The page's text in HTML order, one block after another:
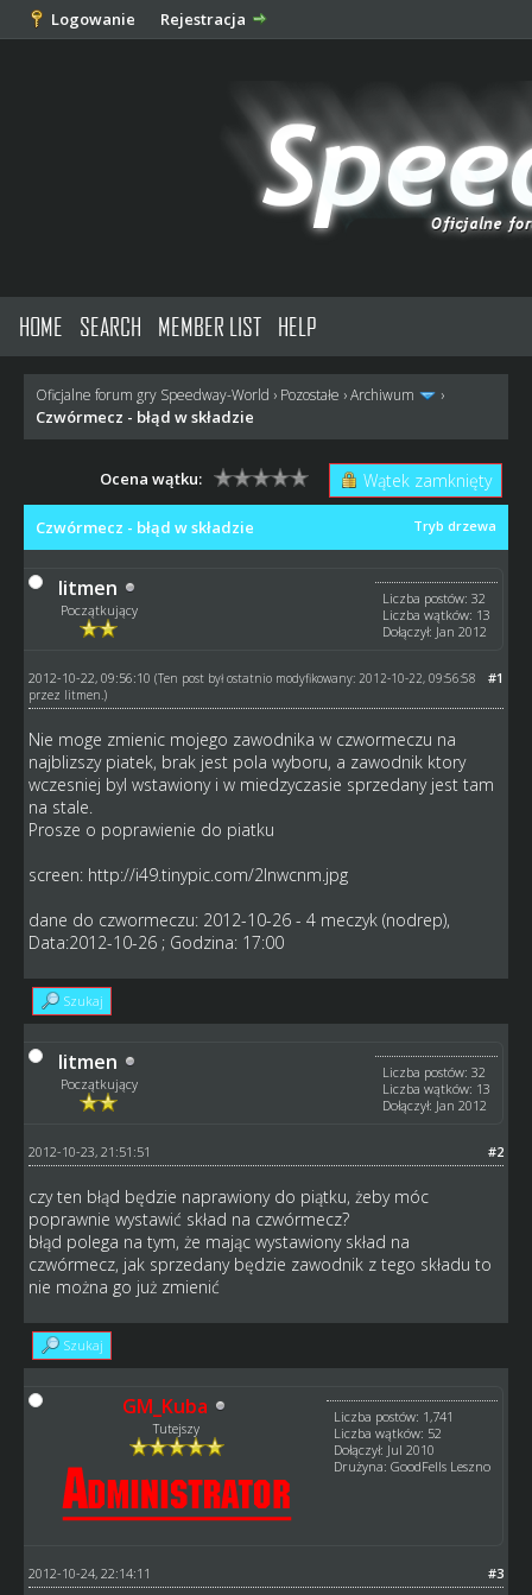
Logowanie Rejestracja
HOME SEARCH MEMBER LIST HELP
Oficjalne forum gry Speedway-World › Pozostałe ›Archiwum ›
Czwórmecz - błąd w składzie
Wątek zamknięty
Ocena wątku:
Tryb drzewa
Czwórmecz - błąd w składzie
litmen
Początkujący
Liczba postów: 32
Liczba wątków: 13
Dołączył: Jan 2012
#1
2012-10-22, 09:56:10 (Ten post był ostatnio modyfikowany: 2012-10-22, 09:56:58
przez litmen .)
Nie moge zmienic mojego zawodnika w czwormeczu na
najblizszy piatek, brak jest pola wyboru, a zawodnik ktory
wczesniej byl wstawiony i w miedzyczasie sprzedany jest tam
na stale.
Prosze o poprawienie do piatku
screen: http://i49.tinypic.com/2lnwcnm.jpg
dane do czwormeczu: 2012-10-26 - 4 meczyk (nodrep),
Data:2012-10-26 ; Godzina: 17:00
Szukaj
litmen
Początkujący
Liczba postów: 32
Liczba wątków: 13
Dołączył: Jan 2012
#2
2012-10-23, 21:51:51
czy ten błąd będzie naprawiony do piątku, żeby móc
poprawnie wystawić skład na czwórmecz?
błąd polega na tym, że mając wystawiony skład na
czwórmecz, jak sprzedany będzie zawodnik z tego składu to
nie można go już zmienić
Szukaj
GM_Kuba
Tutejszy
Liczba postów: 1,741
Liczba wątków: 52
Dołączył: Jul 2010
Drużyna: GoodFells Leszno
#3
2012-10-24, 22:14:11